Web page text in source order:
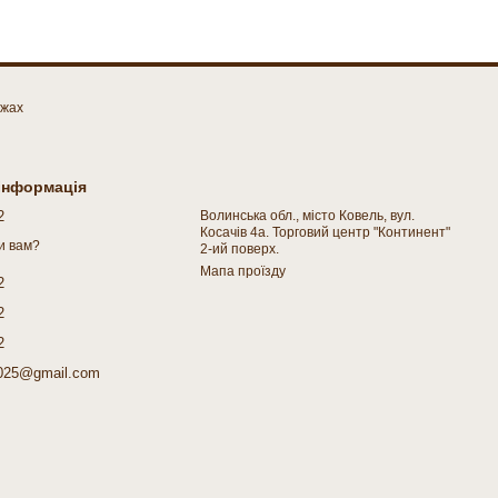
вам?
Волинська обл., місто Ковель, вул.
Косачів 4а. Торговий центр "Континент"
2-ий поверх.
Мапа проїзду